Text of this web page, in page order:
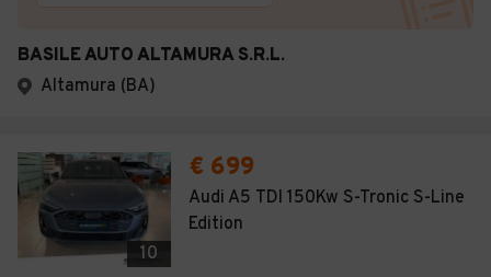
BASILE AUTO ALTAMURA S.R.L.
Altamura (BA)
10
€ 699
Audi A5 TDI 150Kw S-Tronic S-Line
Edition